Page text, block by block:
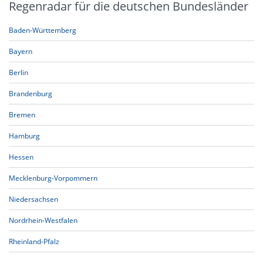
Regenradar für die deutschen Bundesländer
Baden-Württemberg
Bayern
Berlin
Brandenburg
Bremen
Hamburg
Hessen
Mecklenburg-Vorpommern
Niedersachsen
Nordrhein-Westfalen
Rheinland-Pfalz